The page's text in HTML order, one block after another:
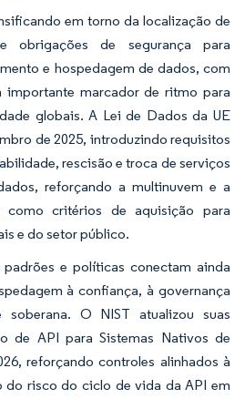
em torno da localização de
obrigações de segurança para
e hospedagem de dados, com
importante marcador de ritmo para
globais. A Lei de Dados da UE
de 2025, introduzindo requisitos
rescisão e troca de serviços
reforçando a multinuvem e a
como critérios de aquisição para
e do setor público.
e políticas conectam ainda
à confiança, à governança
O NIST atualizou suas
de API para Sistemas Nativos de
reforçando controles alinhados à
do risco do ciclo de vida da API em